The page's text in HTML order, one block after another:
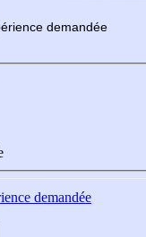
demandée
demandée